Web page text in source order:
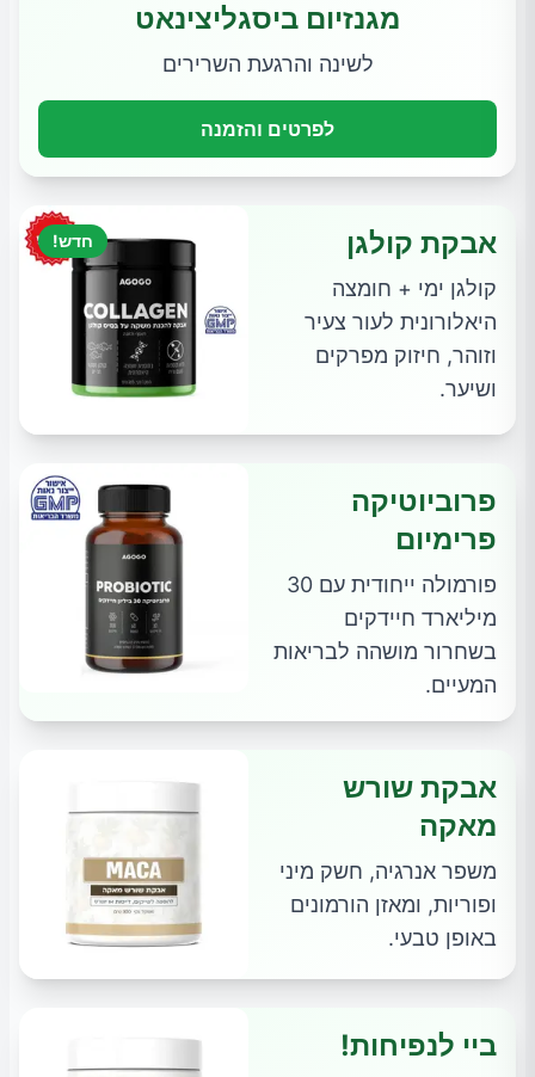
מגנזיום ביסגליצינאט
לשינה והרגעת השרירים
לפרטים והזמנה
חדש! אבקת קולגן
קולגן ימי + חומצה
היאלורונית לעור צעיר
וזוהר, חיזוק מפרקים
ושיער.
פרוביוטיקה
פרימיום
פורמולה ייחודית עם 30
מיליארד חיידקים
בשחרור מושהה לבריאות
המעיים.
אבקת שורש
מאקה
משפר אנרגיה, חשק מיני
ופוריות, ומאזן הורמונים
באופן טבעי.
ביי לנפיחות!